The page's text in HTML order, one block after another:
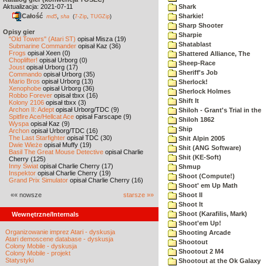
Aktualizacja: 2021-07-11
Całość md5 sha (7-Zip TUGZip)
Opisy gier
"Old Towers" (Atari ST) opisał Misza (19)
Submarine Commander opisał Kaz (36)
Frogs opisał Xeen (0)
Choplifter! opisał Urborg (0)
Joust opisał Urborg (17)
Commando opisał Urborg (35)
Mario Bros opisał Urborg (13)
Xenophobe opisał Urborg (36)
Robbo Forever opisał tbxx (16)
Kolony 2106 opisał tbxx (3)
Archon II: Adept opisał Urborg/TDC (9)
Spitfire Ace/Hellcat Ace opisał Farscape (9)
Wyspa opisał Kaz (9)
Archon opisał Urborg/TDC (16)
The Last Starfighter opisał TDC (30)
Dwie Wieże opisał Muffy (19)
Basil The Great Mouse Detective opisał Charlie
Cherry (125)
Inny Świat opisał Charlie Cherry (17)
Inspektor opisał Charlie Cherry (19)
Grand Prix Simulator opisał Charlie Cherry (16)
«« nowsze starsze »»
Wewnętrzne/Internals
Organizowanie imprez Atari - dyskusja
Atari demoscene database - dyskusja
Colony Mobile - dyskusja
Colony Mobile - projekt
Statystyki
Shark
Sharkie!
Sharp Shooter
Sharpie
Shatablast
Shattered Alliance, The
Sheep-Race
Sheriff's Job
Sherlock!
Sherlock Holmes
Shift It
Shiloh - Grant's Trial in the
Shiloh 1862
Ship
Shit Alpin 2005
Shit (ANG Software)
Shit (KE-Soft)
Shmup
Shoot (Compute!)
Shoot' em Up Math
Shoot II
Shoot It
Shoot (Karafilis, Mark)
Shoot'em Up!
Shooting Arcade
Shootout
Shootout 2 M4
Shootout at the Ok Galaxy